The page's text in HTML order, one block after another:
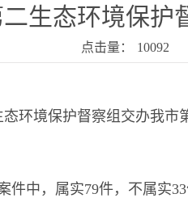
生态环境保护
点击量： 10092
态环境保护督察组交办我市
件中，属实79件，不属实